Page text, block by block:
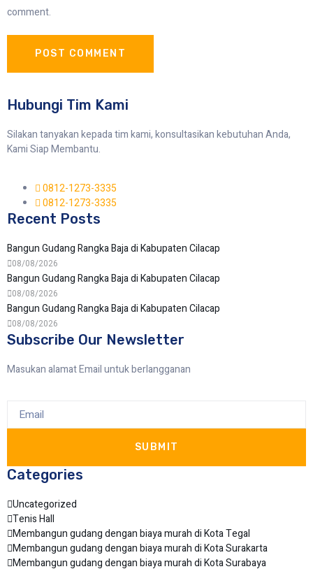
comment.
Hubungi Tim Kami
Silakan tanyakan kepada tim kami, konsultasikan kebutuhan Anda,
Kami Siap Membantu.
0812-1273-3335
0812-1273-3335
Recent Posts
Bangun Gudang Rangka Baja di Kabupaten Cilacap
08/08/2026
Bangun Gudang Rangka Baja di Kabupaten Cilacap
08/08/2026
Bangun Gudang Rangka Baja di Kabupaten Cilacap
08/08/2026
Subscribe Our Newsletter
Masukan alamat Email untuk berlangganan
SUBMIT
Categories
Uncategorized
Tenis Hall
Membangun gudang dengan biaya murah di Kota Tegal
Membangun gudang dengan biaya murah di Kota Surakarta
Membangun gudang dengan biaya murah di Kota Surabaya